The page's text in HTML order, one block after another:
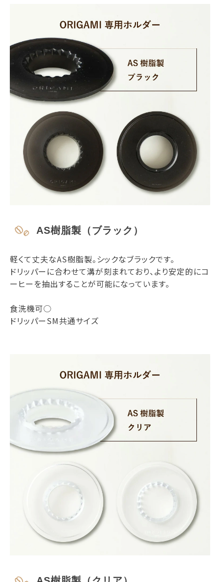
AS樹脂製（ブラック）
軽くて丈夫なAS樹脂製。シックなブラックです。
ドリッパーに合わせて溝が刻まれており、より安定的にコ
ーヒーを抽出することが可能になっています。
食洗機可○
ドリッパーSM共通サイズ